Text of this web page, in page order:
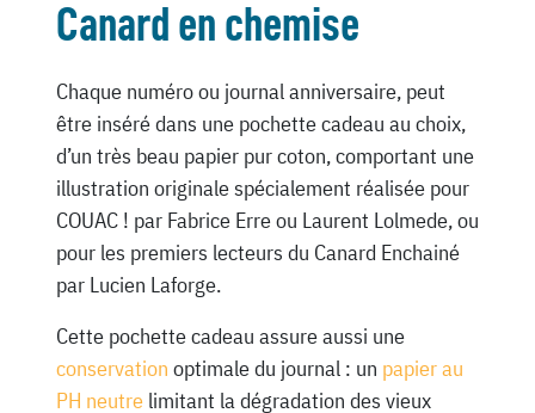
Canard en chemise
Chaque numéro ou journal anniversaire, peut
être inséré dans une pochette cadeau au choix,
d’un très beau papier pur coton, comportant une
illustration originale spécialement réalisée pour
COUAC ! par Fabrice Erre ou Laurent Lolmede, ou
pour les premiers lecteurs du Canard Enchainé
par Lucien Laforge.
Cette pochette cadeau assure aussi une
conservation optimale du journal : un papier au
PH neutrelimitant la dégradation des vieux